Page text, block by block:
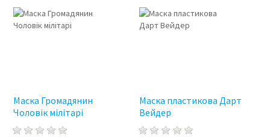
Маска Громадянин
Чоловік мілітарі
Маска пластикова Дарт
Вейдер